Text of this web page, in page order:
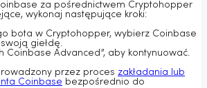
za pośrednictwem Cryptohopper
wykonaj następujące kroki:
bota w Cryptohopper, wybierz Coinbase
giełdę.
Coinbase Advanced”, aby kontynuować.
przez proces zakładania lub
Coinbase bezpośrednio do